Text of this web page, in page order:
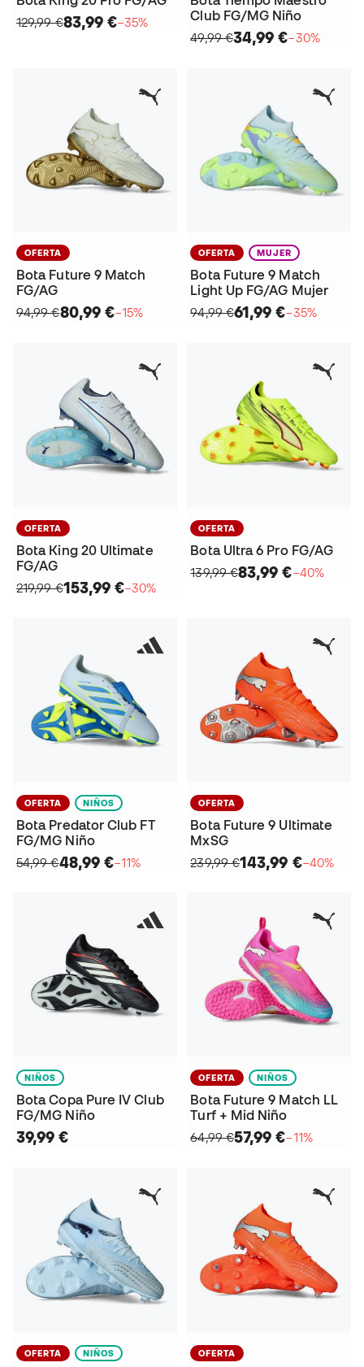
129,99 €83,99 €−35%
Club FG/MG Niño
49,99 €34,99 €−30%
OFERTA
Bota Future 9 Match
FG/AG
94,99 €80,99 €−15%
OFERTA MUJER
Bota Future 9 Match
Light Up FG/AG Mujer
94,99 €61,99 €−35%
OFERTA
Bota King 20 Ultimate
FG/AG
219,99 €153,99 €−30%
OFERTA
Bota Ultra 6 Pro FG/AG
139,99 €83,99 €−40%
OFERTA NIÑOS
Bota Predator Club FT
FG/MG Niño
54,99 €48,99 €−11%
OFERTA
Bota Future 9 Ultimate
MxSG
239,99 €143,99 €−40%
NIÑOS
Bota Copa Pure IV Club
FG/MG Niño
39,99 €
OFERTA NIÑOS
Bota Future 9 Match LL
Turf + Mid Niño
64,99 €57,99 €−11%
OFERTA NIÑOS OFERTA